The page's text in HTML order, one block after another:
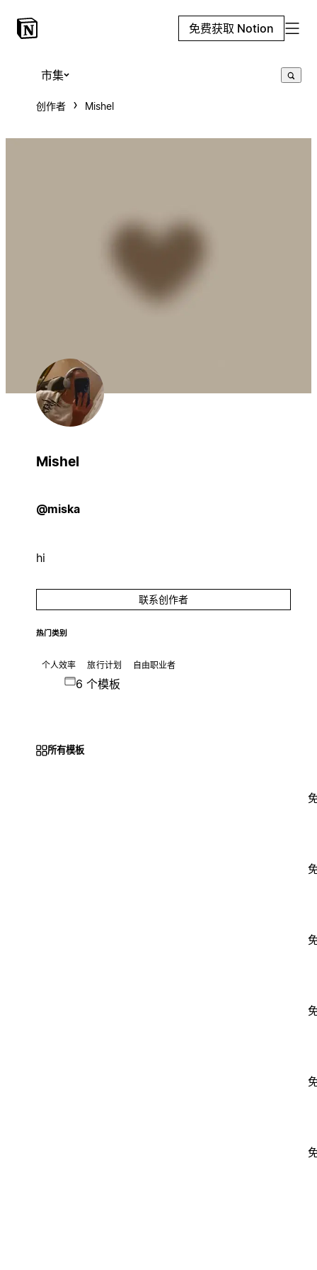
免费获取 Notion
市集
创作者 Mishel
Mishel
@miska
hi
联系创作者
热门类别
个人效率 旅行计划 自由职业者
6 个模板
所有模板